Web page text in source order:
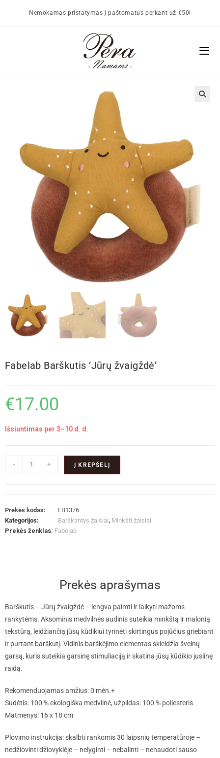
Nemokamas pristatymas į paštomatus perkant už €50!
Fabelab Barškutis ‘Jūrų žvaigždė’
€17.00
Išsiuntimas per 3–10 d. d.
- + Į KREPŠELĮ
Prekės kodas:
FB1376
Kategorijos:
Barškantys žaislai, Minkšti žaislai
Prekės ženklas: Fabelab
Prekės aprašymas
Barškutis – Jūrų žvaigždė – lengva paimti ir laikyti mažoms
rankytėms. Aksominis medvilnės audinis suteikia minkštą ir malonią
tekstūrą, leidžiančią jūsų kūdikiui tyrinėti skirtingus pojūčius griebiant
ir purtant barškutį. Vidinis barškėjimo elementas skleidžia švelnų
garsą, kuris suteikia garsinę stimuliaciją ir skatina jūsų kūdikio juslinę
raidą.
Rekomenduojamas amžius: 0 mėn.+
Sudėtis: 100 % ekologiška medvilnė, užpildas: 100 % poliesteris
Matmenys: 16 x 18 cm
Plovimo instrukcija: skalbti rankomis 30 laipsnių temperatūroje –
nedžiovinti džiovyklėje – nelyginti – nebalinti – nenaudoti sauso